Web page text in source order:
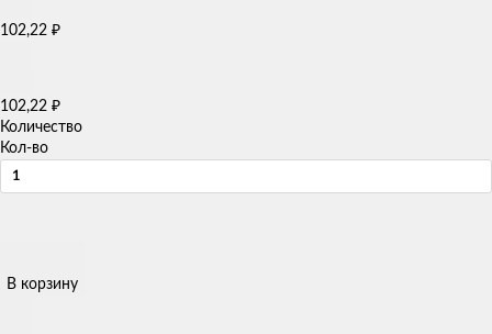
102,22 ₽
102,22 ₽
Количество
Кол-во
В корзину